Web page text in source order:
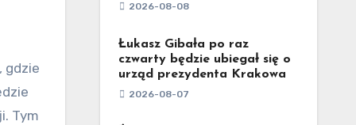
Tym
2026-08-08
Łukasz Gibała po raz
czwarty będzie ubiegał się o
urząd prezydenta Krakowa
2026-08-07